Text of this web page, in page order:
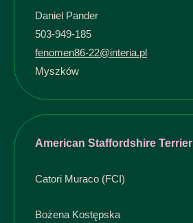
Daniel Pander
503-949-185
fenomen86-22@interia.pl
Myszków
American Staffordshire Terrier
Catori Muraco (FCI)
Bożena Kostępska